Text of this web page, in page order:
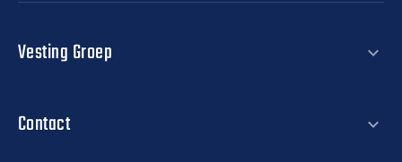
Vesting Groep expand_more
Werken bij Vesting Groep
Contact expand_more